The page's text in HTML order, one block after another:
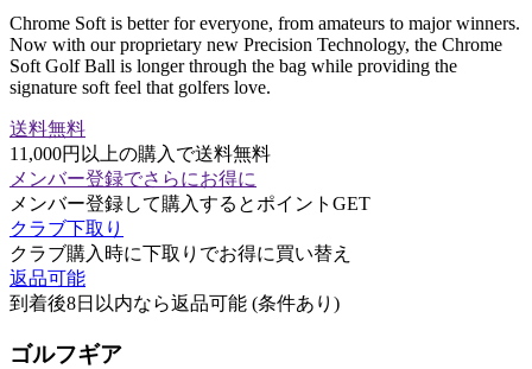
Chrome Soft is better for everyone, from amateurs to major winners.
Now with our proprietary new Precision Technology, the Chrome
Soft Golf Ball is longer through the bag while providing the
signature soft feel that golfers love.
送料無料
11,000円以上の購入で送料無料
メンバー登録でさらにお得に
メンバー登録して購入するとポイントGET
クラブ下取り
クラブ購入時に下取りでお得に買い替え
返品可能
到着後8日以内なら返品可能 (条件あり)
ゴルフギア